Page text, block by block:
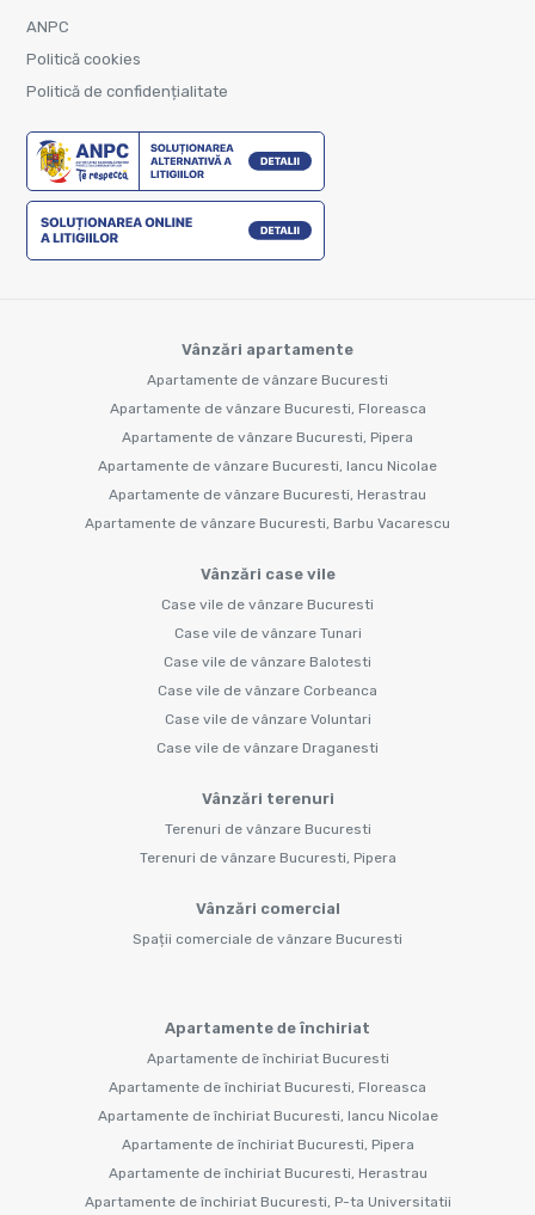
ANPC
Politică cookies
Politică de confidențialitate
Vânzări apartamente
Apartamente de vânzare Bucuresti
Apartamente de vânzare Bucuresti, Floreasca
Apartamente de vânzare Bucuresti, Pipera
Apartamente de vânzare Bucuresti, Iancu Nicolae
Apartamente de vânzare Bucuresti, Herastrau
Apartamente de vânzare Bucuresti, Barbu Vacarescu
Vânzări case vile
Case vile de vânzare Bucuresti
Case vile de vânzare Tunari
Case vile de vânzare Balotesti
Case vile de vânzare Corbeanca
Case vile de vânzare Voluntari
Case vile de vânzare Draganesti
Vânzări terenuri
Terenuri de vânzare Bucuresti
Terenuri de vânzare Bucuresti, Pipera
Vânzări comercial
Spații comerciale de vânzare Bucuresti
Apartamente de închiriat
Apartamente de închiriat Bucuresti
Apartamente de închiriat Bucuresti, Floreasca
Apartamente de închiriat Bucuresti, Iancu Nicolae
Apartamente de închiriat Bucuresti, Pipera
Apartamente de închiriat Bucuresti, Herastrau
Apartamente de închiriat Bucuresti, P-ta Universitatii